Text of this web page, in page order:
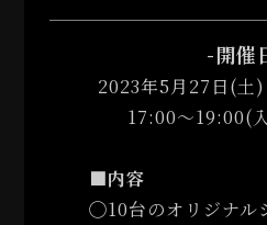
-開催
2023年5月27日(土
17:00〜19:00(
■内容
◯10台のオリジナル